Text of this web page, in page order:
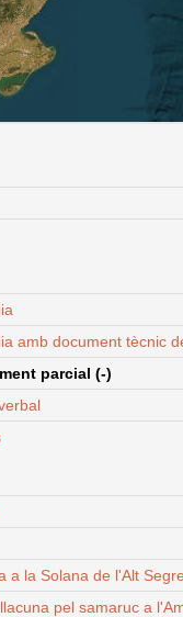
amb document tècnic
parcial (-)
a la Solana de l'Alt
pel samaruc a